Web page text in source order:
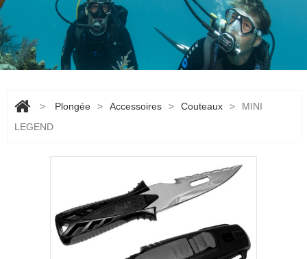
> Plongée > Accessoires > Couteaux >
MINI
LEGEND